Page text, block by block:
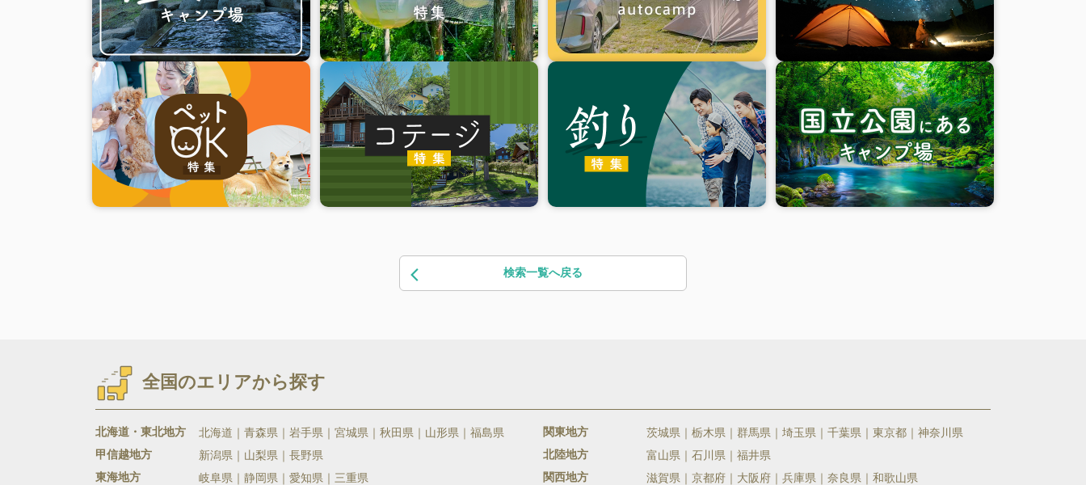
検索一覧へ戻る
全国のエリアから探す
北海道・東北地方 北海道 青森県 岩手県 宮城県 秋田県 山形県 福島県 関東地方 茨城県 栃木県 群馬県 埼玉県 千葉県 東京都
神奈川県
甲信越地方
新潟県 山梨県 長野県 北陸地方 富山県 石川県
福井県
東海地方
岐阜県 静岡県 愛知県 三重県 関西地方 滋賀県 京都府 大阪府 兵庫県 奈良県
和歌山県